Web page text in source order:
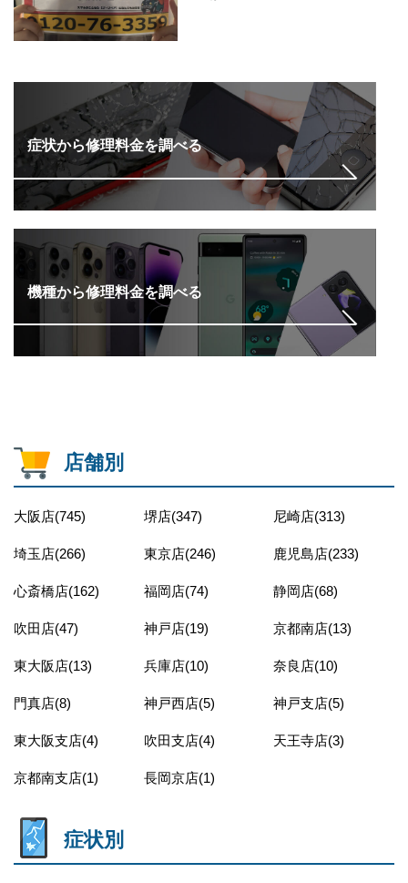
症状から修理料金を調べる
機種から修理料金を調べる
店舗別
大阪店(745) 堺店(347) 尼崎店(313)
埼玉店(266) 東京店(246) 鹿児島店(233)
心斎橋店(162) 福岡店(74) 静岡店(68)
吹田店(47) 神戸店(19) 京都南店(13)
東大阪店(13) 兵庫店(10) 奈良店(10)
門真店(8) 神戸西店(5) 神戸支店(5)
東大阪支店(4) 吹田支店(4) 天王寺店(3)
京都南支店(1) 長岡京店(1)
症状別